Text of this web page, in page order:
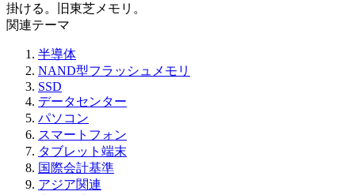
掛ける。旧東芝メモリ。
関連テーマ
半導体
NAND型フラッシュメモリ
SSD
データセンター
パソコン
スマートフォン
タブレット端末
国際会計基準
アジア関連